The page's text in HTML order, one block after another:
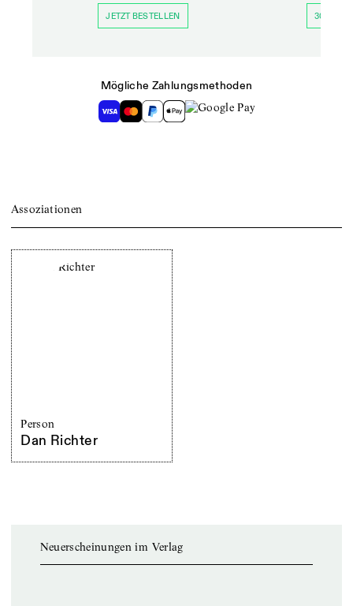
JETZT BESTELLEN 30 TAGE
Mögliche Zahlungsmethoden
Assoziationen
Person
Dan Richter
Neuerscheinungen im Verlag